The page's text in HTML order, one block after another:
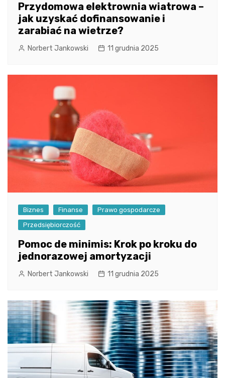
Przydomowa elektrownia wiatrowa –
jak uzyskać dofinansowanie i
zarabiać na wietrze?
Norbert Jankowski 11 grudnia 2025
Biznes Finanse
Prawo gospodarcze
Przedsiębiorczość
Pomoc de minimis: Krok po kroku do
jednorazowej amortyzacji
Norbert Jankowski 11 grudnia 2025